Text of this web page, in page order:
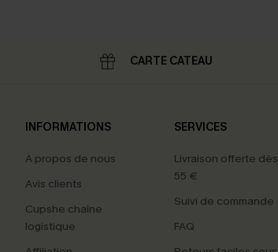
CARTE CATEAU
INFORMATIONS
À propos de nous
Avis clients
Cupshe chaîne
logistique
SERVICES
Livraison offerte dès
55 €
Suivi de commande
FAQ